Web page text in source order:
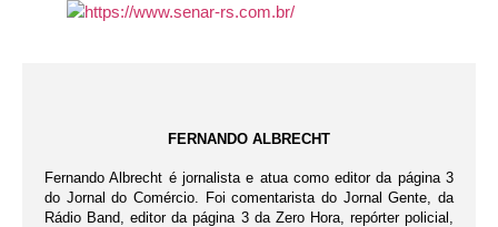
FERNANDO ALBRECHT
Fernando Albrecht é jornalista e atua como editor da página 3
do Jornal do Comércio. Foi comentarista do Jornal Gente, da
Rádio Band, editor da página 3 da Zero Hora, repórter policial,